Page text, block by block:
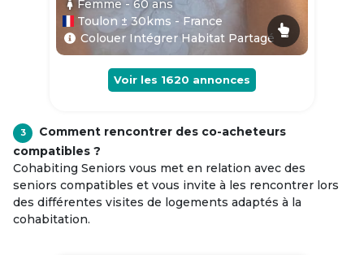
Femme - 60ans
Toulon ± 30kms - France
Colouer Intégrer Habitat Partagé
Voir les 1620 annonces
3
Comment rencontrer des co-acheteurs
compatibles ?
Cohabiting Seniors vous met en relation avec des
seniors compatibles et vous invite à les rencontrer lors
des différentes visites de logements adaptés à la
cohabitation.